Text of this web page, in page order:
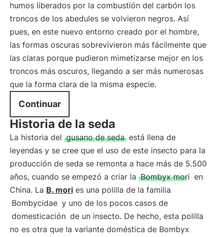
humos liberados por la combustión del carbón los
troncos de los abedules se volvieron negros. Así
pues, en este nuevo entorno creado por el hombre,
las formas oscuras sobrevivieron más fácilmente que
las claras porque pudieron mimetizarse mejor en los
troncos más oscuros, llegando a ser más numerosas
que la forma clara de la misma especie.
Continuar
Historia de la seda
La historia del gusano de seda está llena de
leyendas y se cree que el uso de este insecto para la
producción de seda se remonta a hace más de 5.500
años, cuando se empezó a criar la Bombyx mori en
China. La B. mori es una polilla de la familia
Bombycidae y uno de los pocos casos de
domesticación de un insecto. De hecho, esta polilla
no es otra que la variante doméstica de Bombyx